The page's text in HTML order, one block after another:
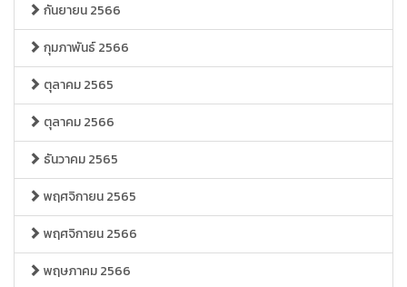
กันยายน 2566
กุมภาพันธ์ 2566
ตุลาคม 2565
ตุลาคม 2566
ธันวาคม 2565
พฤศจิกายน 2565
พฤศจิกายน 2566
พฤษภาคม 2566